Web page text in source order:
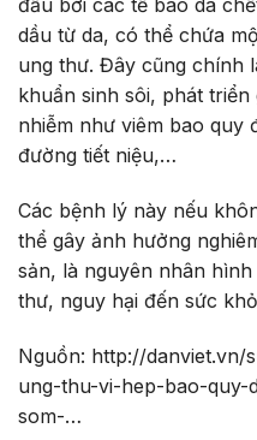
dầu từ da, có thể chứa
ung thư. Đây cũng chính
khuẩn sinh sôi, phát
nhiễm như viêm bao quy
đường tiết niệu,…
Các bệnh lý này nếu
thể gây ảnh hưởng
sản, là nguyên nhân
thư, nguy hại đến sức
Nguồn: http://
ung-thu-vi-hep-bao-quy-
som-…